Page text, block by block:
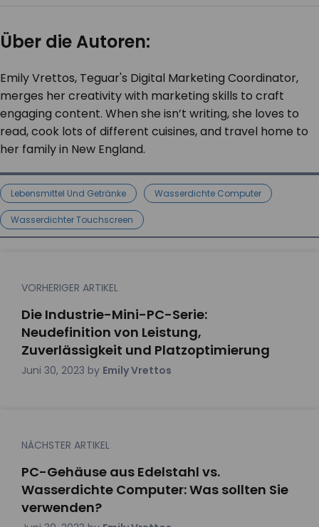
Über die Autoren:
Emily Vrettos, Teguar's Digital Marketing Coordinator,
merges her creativity with marketing skills to craft
engaging content. When she isn’t writing, she loves to
read, cook lots of different cuisines, and travel home to
her family in New England.
Lebensmittel Und Getränke Wasserdichte Computer
Wasserdichter Touchscreen
VORHERIGER ARTIKEL
Die Industrie-Mini-PC-Serie:
Neudefinition von Leistung,
Zuverlässigkeit und Platzoptimierung
Juni 30, 2023 by Emily Vrettos
NÄCHSTER ARTIKEL
PC-Gehäuse aus Edelstahl vs.
Wasserdichte Computer: Was sollten Sie
verwenden?